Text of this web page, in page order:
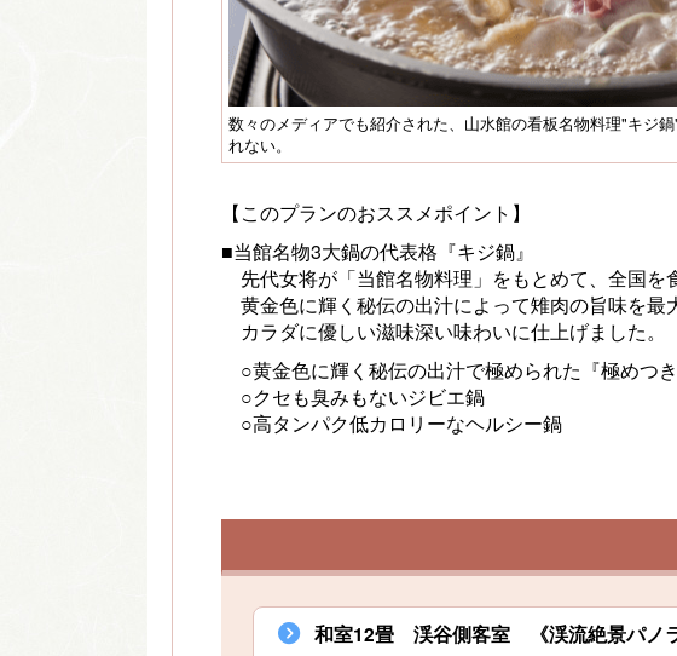
数々のメディアでも紹介された、山水館の看板名物料理"キジ
れない。
【このプランのおススメポイント】
■当館名物3大鍋の代表格『キジ鍋』
先代女将が「当館名物料理」をもとめて、全国を
黄金色に輝く秘伝の出汁によって雉肉の旨味を最
カラダに優しい滋味深い味わいに仕上げました。
○黄金色に輝く秘伝の出汁で極められた『極めつき
○クセも臭みもないジビエ鍋
○高タンパク低カロリーなヘルシー鍋
和室12畳 渓谷側客室 《渓流絶景パノ